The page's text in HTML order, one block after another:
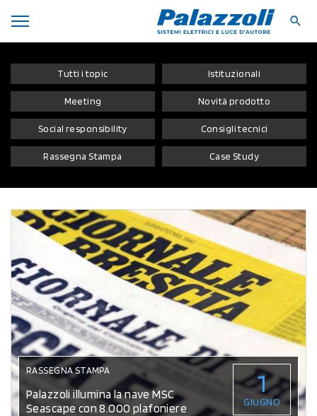
Tutti i topic Istituzionali
Meeting Novità prodotto
Social responsibility Consigli tecnici
Rassegna Stampa Case Study
RASSEGNA STAMPA
Palazzoli illumina la nave MSC
Seascape con 8.000 plafoniere
1
GIUGNO